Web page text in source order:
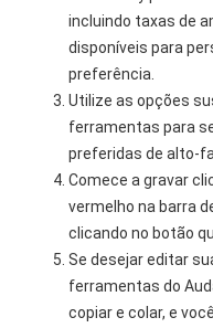
incluindo taxas de
disponíveis para
preferência.
Utilize as opções
ferramentas para
preferidas de alto-
Comece a gravar
vermelho na barra
clicando no botão
Se desejar editar
ferramentas do
copiar e colar, e